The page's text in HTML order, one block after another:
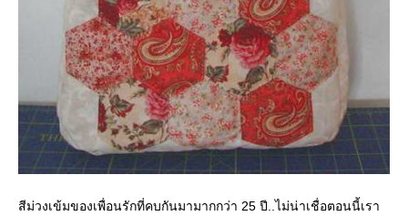
สีม่วงเข้มของเพื่อนรักที่คบกันมามากกว่า 25 ปี..ไม่น่าเชื่อตอนนี้เรา